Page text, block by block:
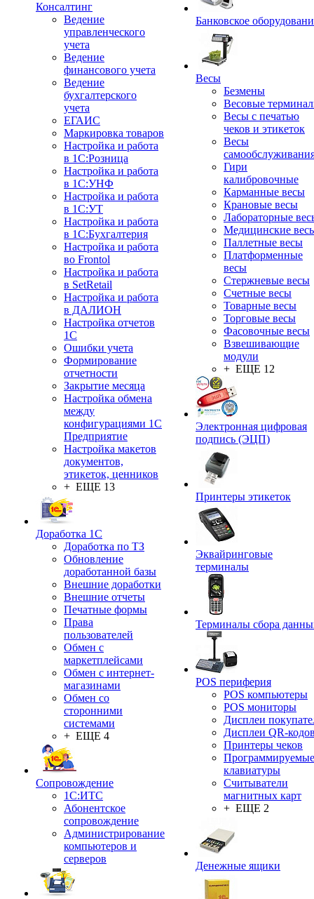
Консалтинг
Ведение
управленческого
учета
Ведение
финансового учета
Ведение
бухгалтерского
учета
ЕГАИС
Маркировка товаров
Настройка и работа
в 1С:Розница
Настройка и работа
в 1С:УНФ
Настройка и работа
в 1С:УТ
Настройка и работа
в 1С:Бухгалтерия
Настройка и работа
во Frontol
Настройка и работа
в SetRetail
Настройка и работа
в ДАЛИОН
Настройка отчетов
1С
Ошибки учета
Формирование
отчетности
Закрытие месяца
Настройка обмена
между
конфигурациями 1С
Предприятие
Настройка макетов
документов,
этикеток, ценников
+ ЕЩЕ 13
Доработка 1С
Доработка по ТЗ
Обновление
доработанной базы
Внешние доработки
Внешние отчеты
Печатные формы
Права
пользователей
Обмен с
маркетплейсами
Обмен с интернет-
магазинами
Обмен со
сторонними
системами
+ ЕЩЕ 4
Сопровождение
1C:ИТС
Абонентское
сопровождение
Администрирование
компьютеров и
серверов
Банковское
Весы
Безмены
Весовые
Весы с печатью
чеков и этикеток
Весы
Гири
калибровочные
Карманные весы
Крановые весы
Лабораторные
Медицинские
Паллетные весы
Платформенные
весы
Стержневые весы
Счетные весы
Товарные весы
Торговые весы
Фасовочные весы
Взвешивающие
модули
+ ЕЩЕ 12
Электронная цифровая
подпись (ЭЦП)
Принтеры этикеток
Эквайринговые
терминалы
Терминалы сбора
POS периферия
POS компьютеры
POS мониторы
Дисплеи
Дисплеи QR-
Принтеры чеков
Программируемые
клавиатуры
Считыватели
магнитных карт
+ ЕЩЕ 2
Денежные ящики